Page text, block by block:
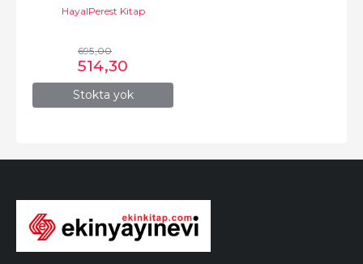
Stokta yok
HayalPerest Kitap
695,00
514,30